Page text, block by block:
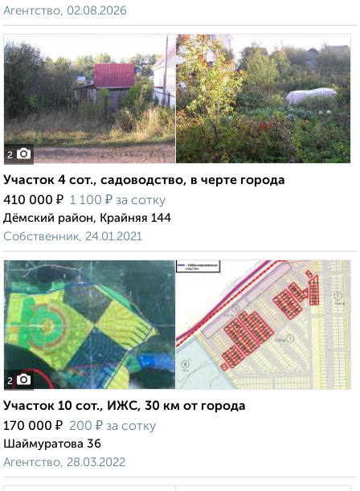
Агентство, 02.08.2026
2
Участок 4 сот., садоводство, в черте города
410 000 ₽ 1 100 ₽ за сотку
Дёмский район, Крайняя 144
Собственник, 24.01.2021
2
Участок 10 сот., ИЖС, 30 км от города
170 000 ₽ 200 ₽ за сотку
Шаймуратова 36
Агентство, 28.03.2022